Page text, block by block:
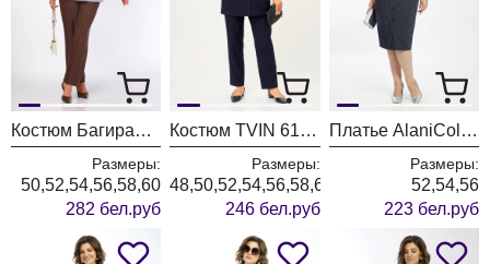
Костюм БагираАнТа 1129 голубой + шоколад
Размеры:
50,52,54,56,58,60
282 бел.руб
Костюм TVIN 6103 синий + клетка
Размеры:
48,50,52,54,56,58,60
246 бел.руб
Платье AlaniCollection 2601 синий в полоску
Размеры:
52,54,56
223 бел.руб